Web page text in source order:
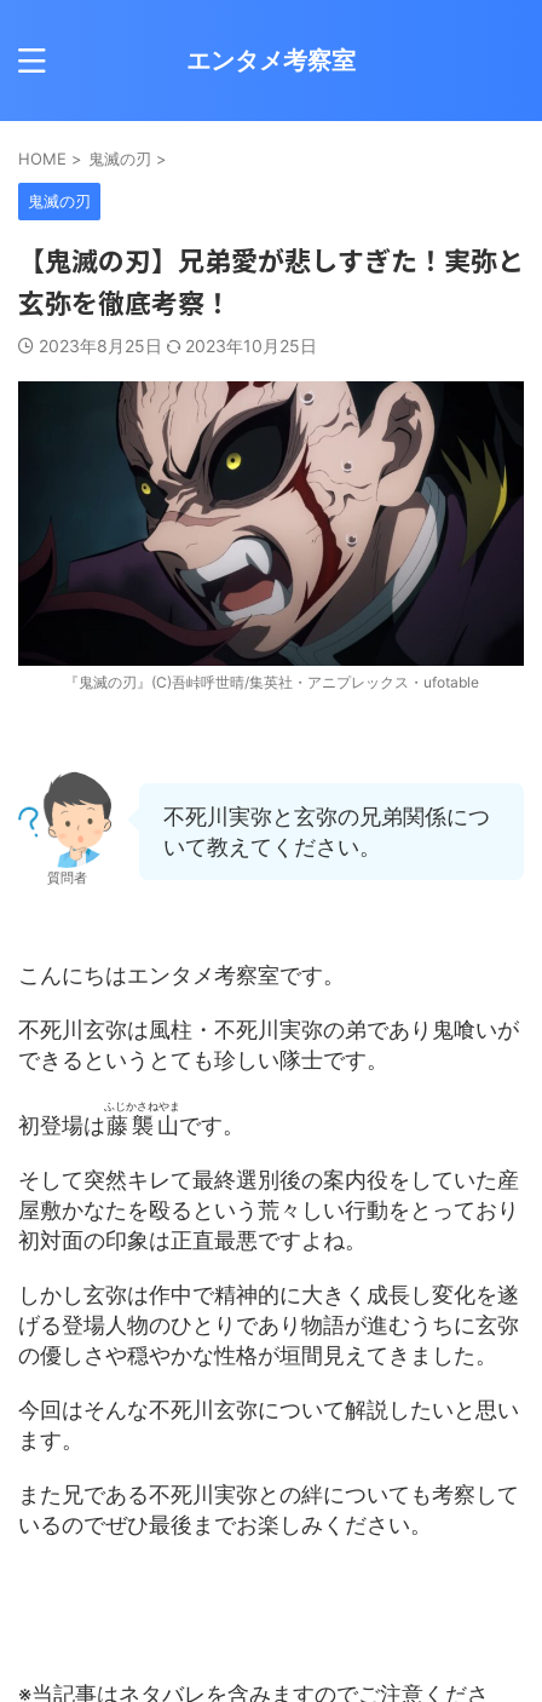
エンタメ考察室
HOME > 鬼滅の刃 >
鬼滅の刃
【鬼滅の刃】兄弟愛が悲しすぎた！実弥と
玄弥を徹底考察！
2023年8月25日 2023年10月25日
『鬼滅の刃』(C)吾峠呼世晴/集英社・アニプレックス・ufotable
質問者
不死川実弥と玄弥の兄弟関係につ
いて教えてください。
こんにちはエンタメ考察室です。
不死川玄弥は風柱・不死川実弥の弟であり鬼喰いが
できるというとても珍しい隊士です。
初登場は藤襲山
ふじかさねやま
です。
そして突然キレて最終選別後の案内役をしていた産
屋敷かなたを殴るという荒々しい行動をとっており
初対面の印象は正直最悪ですよね。
しかし玄弥は作中で精神的に大きく成長し変化を遂
げる登場人物のひとりであり物語が進むうちに玄弥
の優しさや穏やかな性格が垣間見えてきました。
今回はそんな不死川玄弥について解説したいと思い
ます。
また兄である不死川実弥との絆についても考察して
いるのでぜひ最後までお楽しみください。
※当記事はネタバレを含みますのでご注意くださ